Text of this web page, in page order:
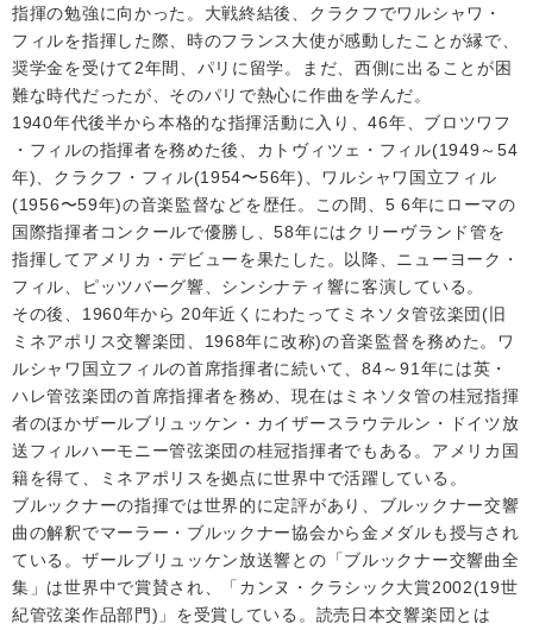
指揮の勉強に向かった。大戦終結後、クラクフでワルシャワ・
フィルを指揮した際、時のフランス大使が感動したことが縁で、
奨学金を受けて2年間、パリに留学。まだ、西側に出ることが困
難な時代だったが、そのパリで熱心に作曲を学んだ。
1940年代後半から本格的な指揮活動に入り、46年、ブロツワフ
・フィルの指揮者を務めた後、カトヴィツェ・フィル(1949～54
年)、クラクフ・フィル(1954〜56年)、ワルシャワ国立フィル
(1956〜59年)の音楽監督などを歴任。この間、5 6年にローマの
国際指揮者コンクールで優勝し、58年にはクリーヴランド管を
指揮してアメリカ・デビューを果たした。以降、ニューヨーク・
フィル、ピッツバーグ響、シンシナティ響に客演している。
その後、1960年から 20年近くにわたってミネソタ管弦楽団(旧
ミネアポリス交響楽団、1968年に改称)の音楽監督を務めた。ワ
ルシャワ国立フィルの首席指揮者に続いて、84～91年には英・
ハレ管弦楽団の首席指揮者を務め、現在はミネソタ管の桂冠指揮
者のほかザールブリュッケン・カイザースラウテルン・ドイツ放
送フィルハーモニー管弦楽団の桂冠指揮者でもある。アメリカ国
籍を得て、ミネアポリスを拠点に世界中で活躍している。
ブルックナーの指揮では世界的に定評があり、ブルックナー交響
曲の解釈でマーラー・ブルックナー協会から金メダルも授与され
ている。ザールブリュッケン放送響との「ブルックナー交響曲全
集」は世界中で賞賛され、「カンヌ・クラシック大賞2002(19世
紀管弦楽作品部門)」を受賞している。読売日本交響楽団とは